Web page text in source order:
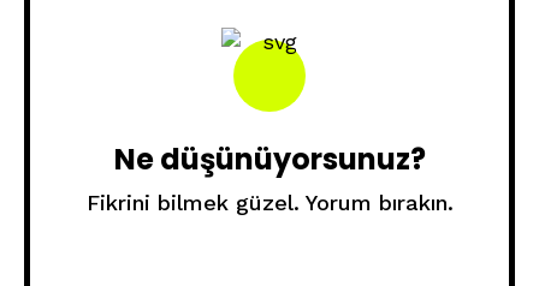
Ne düşünüyorsunuz?
Fikrini bilmek güzel. Yorum bırakın.